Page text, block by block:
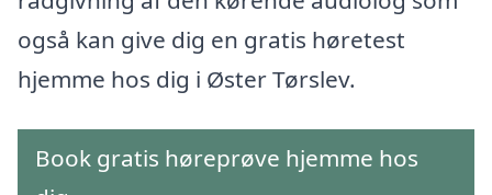
også kan give dig en gratis høretest
hjemme hos dig i Øster Tørslev.
Book gratis høreprøve hjemme hos